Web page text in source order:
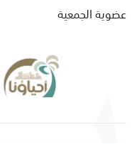
عضوية الجمعية